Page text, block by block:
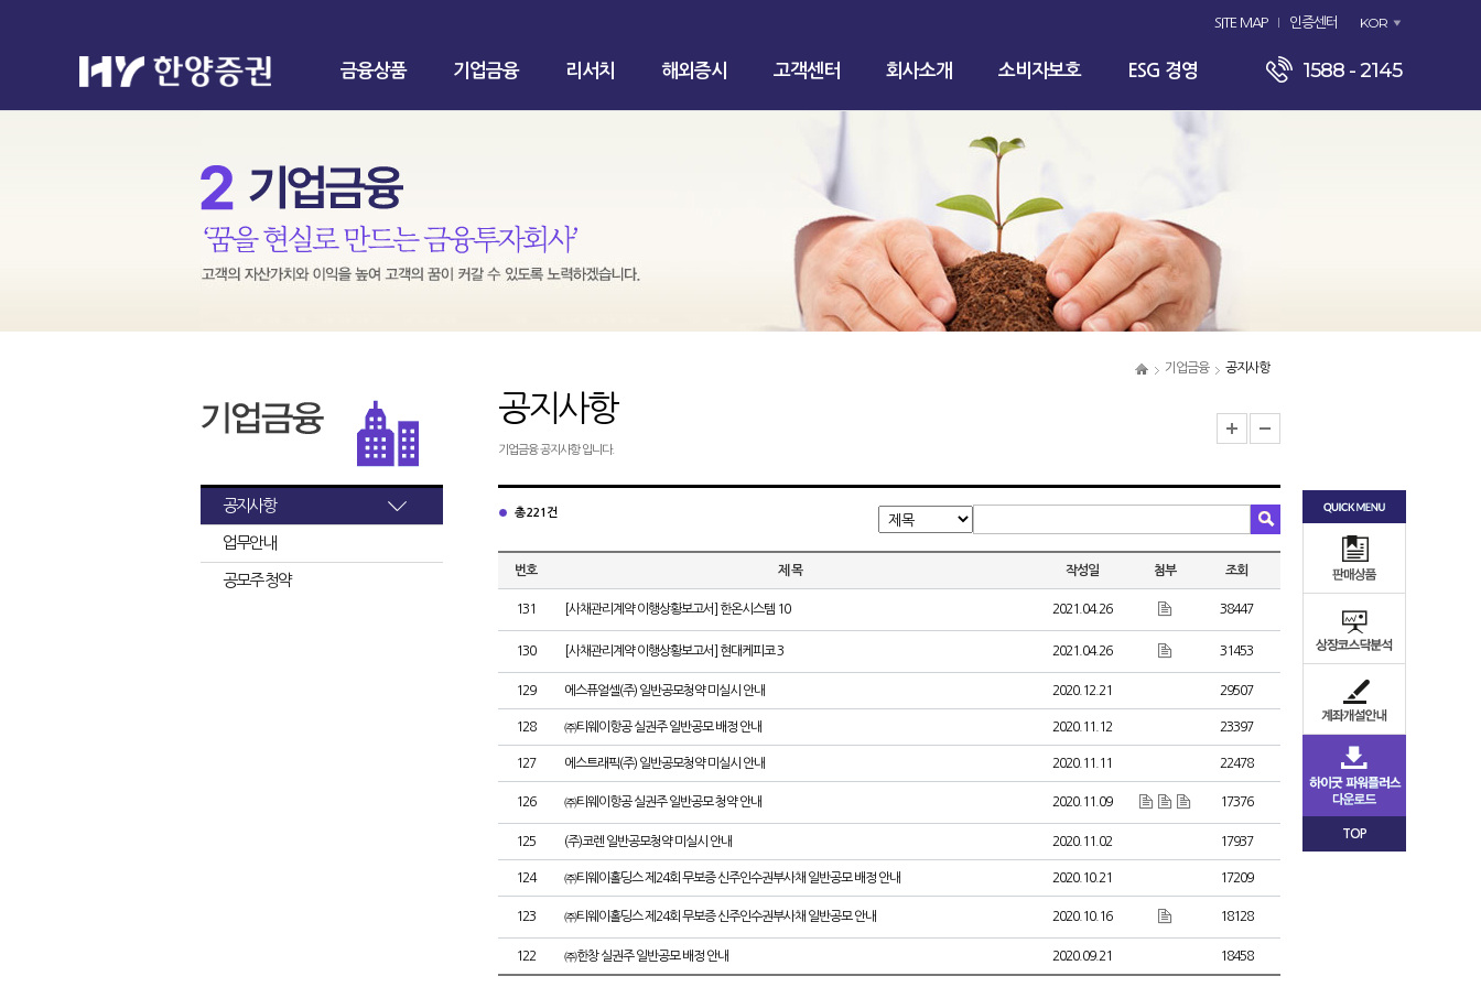
SITE MAP 인증센터 KOR
금융상품 기업금융 리서치 해외증시 고객센터 회사소개 소비자보호 ESG 경영 1588 - 2145
기업금융 공지사항
공지사항
업무안내
공모주 청약
공지사항
기업금융 공지사항 입니다.
총 221건
번호 제 목 작성일 첨부 조회
131 [사채관리계약 이행상황보고서] 한온시스템 10 2021.04.26 38447
130 [사채관리계약 이행상황보고서] 현대케피코 3 2021.04.26 31453
129 에스퓨얼셀(주) 일반공모청약 미실시 안내 2020.12.21 29507
128 ㈜티웨이항공 실권주 일반공모 배정 안내 2020.11.12 23397
127 에스트래픽(주) 일반공모청약 미실시 안내 2020.11.11 22478
126 ㈜티웨이항공 실권주 일반공모 청약 안내 2020.11.09 17376
125 (주)코렌 일반공모청약 미실시 안내 2020.11.02 17937
124 ㈜티웨이홀딩스 제24회 무보증 신주인수권부사채 일반공모 배정 안내 2020.10.21 17209
123 ㈜티웨이홀딩스 제24회 무보증 신주인수권부사채 일반공모 안내 2020.10.16 18128
122 ㈜한창 실권주 일반공모 배정 안내 2020.09.21 18458
TOP